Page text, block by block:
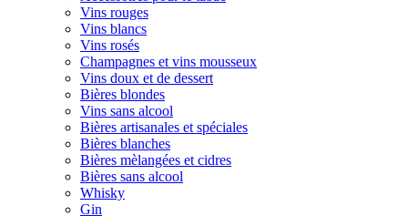
Vins rouges
Vins blancs
Vins rosés
Champagnes et vins mousseux
Vins doux et de dessert
Bières blondes
Vins sans alcool
Bières artisanales et spéciales
Bières blanches
Bières mèlangées et cidres
Bières sans alcool
Whisky
Gin